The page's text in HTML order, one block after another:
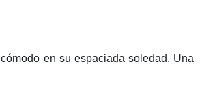
en su espaciada soledad. Una